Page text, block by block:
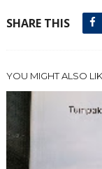
SHARE THIS
YOU MIGHT ALSO